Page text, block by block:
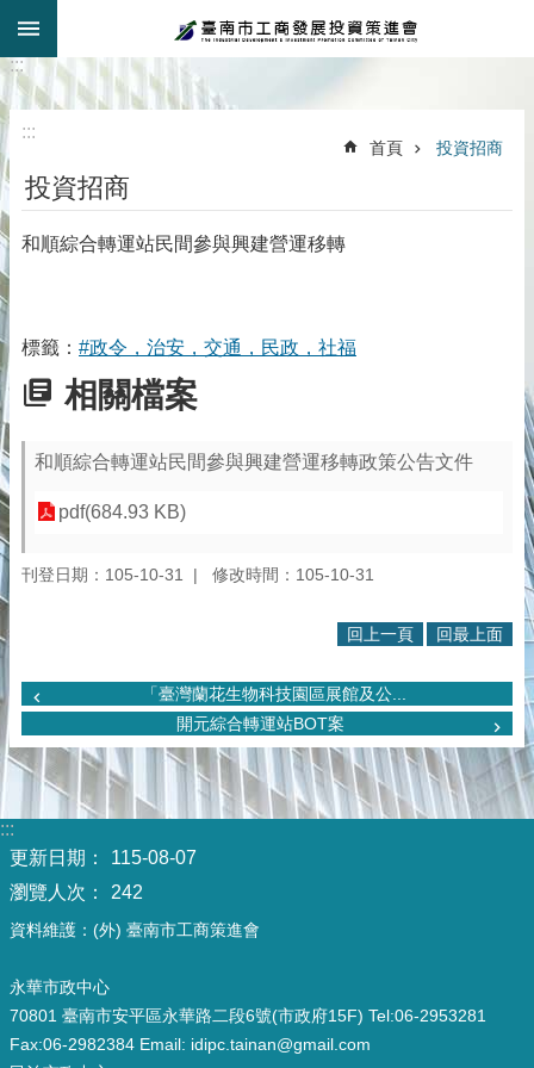
跳到主要內容區塊
:::
:::
首頁 投資招商
投資招商
和順綜合轉運站民間參與興建營運移轉
標籤： #政令，治安，交通，民政，社福
相關檔案
和順綜合轉運站民間參與興建營運移轉政策公告文件
pdf(684.93 KB)
刊登日期：105-10-31 修改時間：105-10-31
回上一頁 回最上面
「臺灣蘭花生物科技園區展館及公...
開元綜合轉運站BOT案
:::
更新日期：
115-08-07
瀏覽人次：
242
資料維護：(外) 臺南市工商策進會
永華市政中心
70801 臺南市安平區永華路二段6號(市政府15F) Tel:06-2953281
Fax:06-2982384 Email: idipc.tainan@gmail.com